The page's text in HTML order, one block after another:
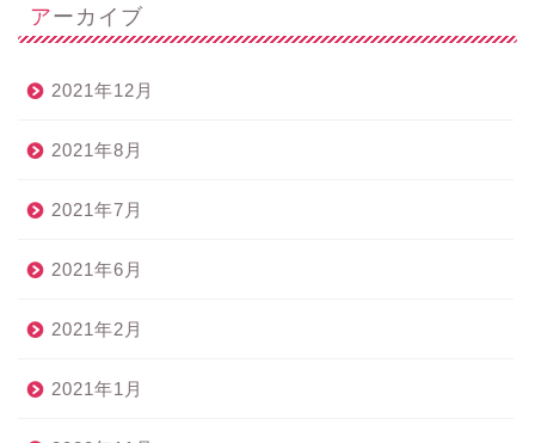
アーカイブ
2021年12月
2021年8月
2021年7月
2021年6月
2021年2月
2021年1月